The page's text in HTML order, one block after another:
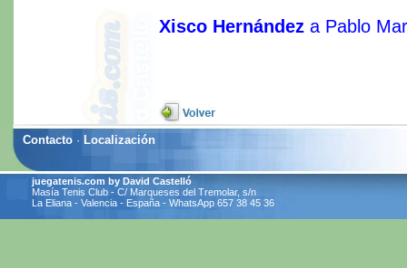
Xisco Hernández a Pablo
Contacto · Localización
juegatenis.com by David Castelló
Masía Tenis Club - C/ Marqueses del Tremolar, s/n
La Eliana - Valencia - España - WhatsApp 657 38 45 36